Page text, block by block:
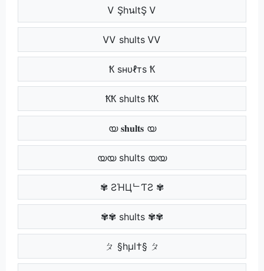
Ꮩ ŞhนltŞ Ꮩ
ᏙᏙ shults ᏙᏙ
Ҟ ѕнυℓтѕ Ҟ
ҞҞ shults ҞҞ
യ 𝐬𝐡𝐮𝐥𝐭𝐬 യ
യയ shults യയ
✾ ƧΉЦᄂƬƧ ✾
✾✾ shults ✾✾
ㄆ §hµl†§ ㄆ